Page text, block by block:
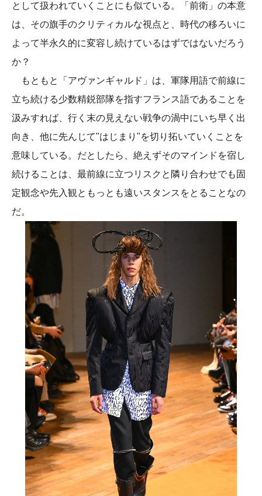
として扱われていくことにも似ている。「前衛」の本意
は、その旗手のクリティカルな視点と、時代の移ろいに
よって半永久的に変容し続けているはずではないだろう
か？
もともと「アヴァンギャルド」は、軍隊用語で前線に
立ち続ける少数精鋭部隊を指すフランス語であることを
汲みすれば、行く末の見えない戦争の渦中にいち早く出
向き、他に先んじて"はじまり"を切り拓いていくことを
意味している。だとしたら、絶えずそのマインドを宿し
続けることは、最前線に立つリスクと隣り合わせでも固
定観念や先入観ともっとも遠いスタンスをとることなの
だ。